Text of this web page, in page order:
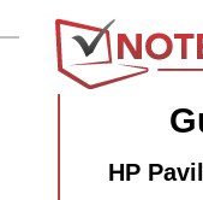
HP